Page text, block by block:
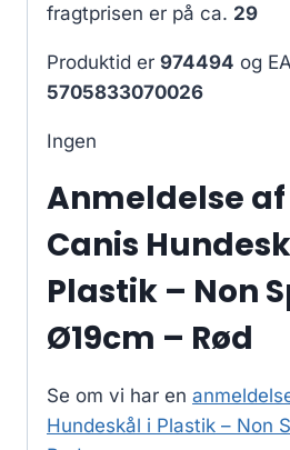
fragtprisen er på ca. 29
Produktid er 974494 og
5705833070026
Ingen
Anmeldelse
Canis
Plastik – Non
Ø19cm – Rød
Se om vi har en
Hundeskål i Plastik – Non